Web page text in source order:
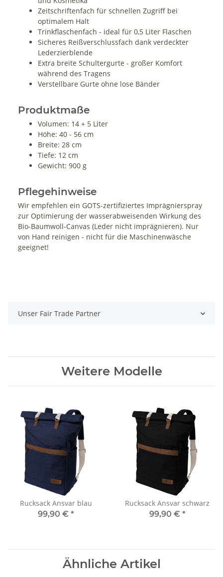
Zeitschriftenfach für schnellen Zugriff bei
optimalem Halt
Trinkflaschenfach - ideal für 0,5 Liter Flaschen
Sicheres Reißverschlussfach dank verdeckter
Lederzierblende
Extra breite Schultergurte - großer Komfort
während des Tragens
Verstellbare Gurte ohne lose Bänder
Produktmaße
Volumen: 14 + 5 Liter
Höhe: 40 - 56 cm
Breite: 28 cm
Tiefe: 12 cm
Gewicht: 900 g
Pflegehinweise
Wir empfehlen ein GOTS-zertifiziertes Imprägnierspray
zur Optimierung der wasserabweisenden Wirkung des
Bio-Baumwoll-Canvas (Leder nicht imprägnieren). Nur
von Hand reinigen - nicht für die Maschinenwäsche
geeignet!
Unser Fair Trade Partner
Weitere Modelle
Rucksack Ansvar blau
99,90 € *
Rucksack Ansvar schwarz
99,90 € *
Ähnliche Artikel